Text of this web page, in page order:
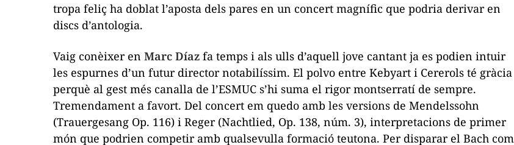
tropa feliç ha doblat l’aposta dels pares en un concert magnífic que podria derivar en
discs d’antologia.
Vaig conèixer en Marc Díaz fa temps i als ulls d’aquell jove cantant ja es podien intuir
les espurnes d’un futur director notabilíssim. El polvo entre Kebyart i Cererols té gràcia
perquè al gest més canalla de l’ESMUC s’hi suma el rigor montserratí de sempre.
Tremendament a favort. Del concert em quedo amb les versions de Mendelssohn
(Trauergesang Op. 116) i Reger (Nachtlied, Op. 138, núm. 3), interpretacions de primer
món que podrien competir amb qualsevulla formació teutona. Per disparar el Bach com